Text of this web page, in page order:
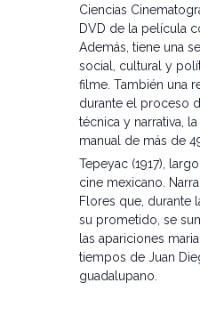
Ciencias
DVD de la película
Además, tiene una
social, cultural y
filme. También una
durante el proceso
técnica y narrativa,
manual de más de
Tepeyac (1917),
cine mexicano.
Flores que, durante
su prometido, se
las apariciones
tiempos de Juan
guadalupano.